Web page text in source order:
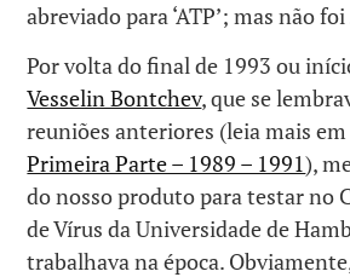
abreviado para ‘ATP’; mas não
Por volta do final de 1993 ou
Vesselin Bontchev, que se
reuniões anteriores (leia mais em
Primeira Parte – 1989 – 1991),
do nosso produto para testar no
de Vírus da Universidade de
trabalhava na época.